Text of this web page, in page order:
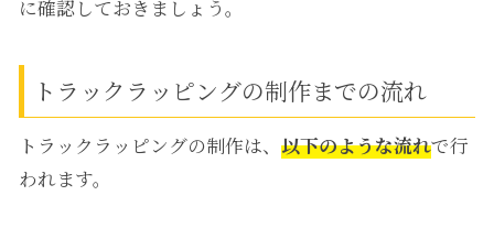
に確認しておきましょう。
トラックラッピングの制作までの流れ
トラックラッピングの制作は、 以下のような流れで行
われます。